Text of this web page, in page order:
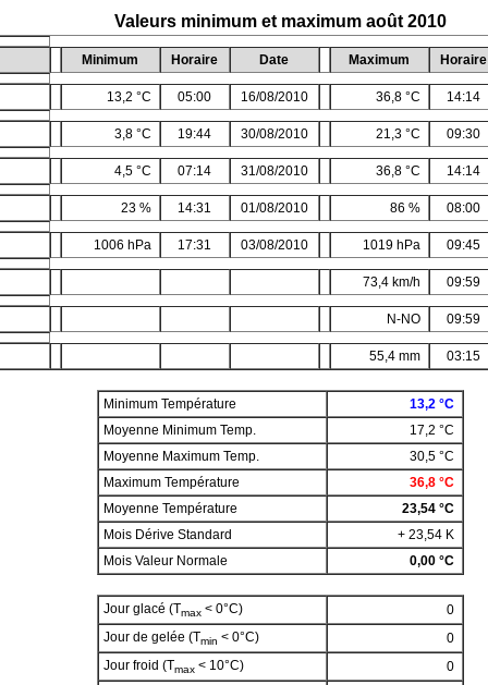
Valeurs minimum et maximum août 2010
Minimum Horaire Date Maximum Horaire
13,2 °C 05:00 16/08/2010 36,8 °C 14:14
3,8 °C 19:44 30/08/2010 21,3 °C 09:30
4,5 °C 07:14 31/08/2010 36,8 °C 14:14
23 % 14:31 01/08/2010 86 % 08:00
1006 hPa 17:31 03/08/2010 1019 hPa 09:45
73,4 km/h 09:59
N-NO 09:59
55,4 mm 03:15
Minimum Température
13,2 °C
Moyenne Minimum Temp.
17,2 °C
Moyenne Maximum Temp.
30,5 °C
Maximum Température
36,8 °C
Moyenne Température
23,54 °C
Mois Dérive Standard
+ 23,54 K
Mois Valeur Normale
0,00 °C
Jour glacé (Tmax< 0°C)
0
Jour de gelée (Tmin < 0°C)
0
Jour froid (Tmax< 10°C)
0